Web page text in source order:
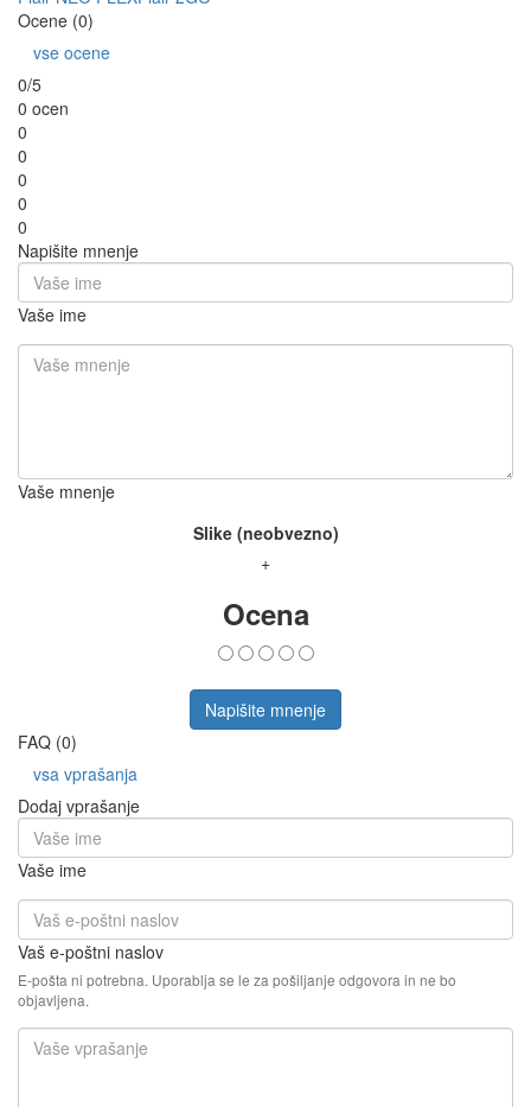
Ocene (0)
vse ocene
0/5
0 ocen
0
0
0
0
0
Napišite mnenje
Vaše ime
Vaše mnenje
Slike (neobvezno)
+
Ocena
Napišite mnenje
FAQ (0)
vsa vprašanja
Dodaj vprašanje
Vaše ime
Vaš e-poštni naslov
E-pošta ni potrebna. Uporablja se le za pošiljanje odgovora in ne bo
objavljena.